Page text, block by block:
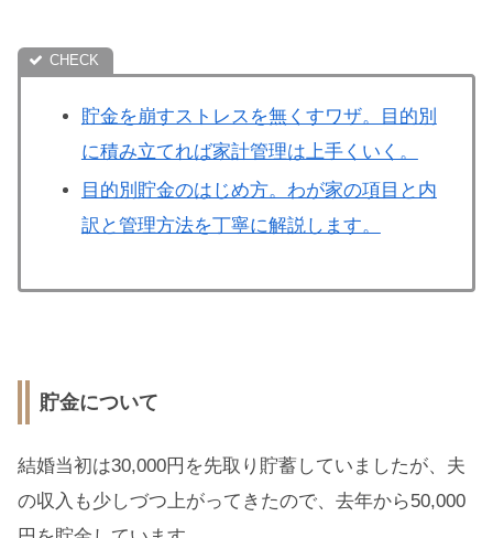
貯金を崩すストレスを無くすワザ。目的別
に積み立てれば家計管理は上手くいく。
目的別貯金のはじめ方。わが家の項目と内
訳と管理方法を丁寧に解説します。
貯金について
結婚当初は30,000円を先取り貯蓄していましたが、夫
の収入も少しづつ上がってきたので、去年から50,000